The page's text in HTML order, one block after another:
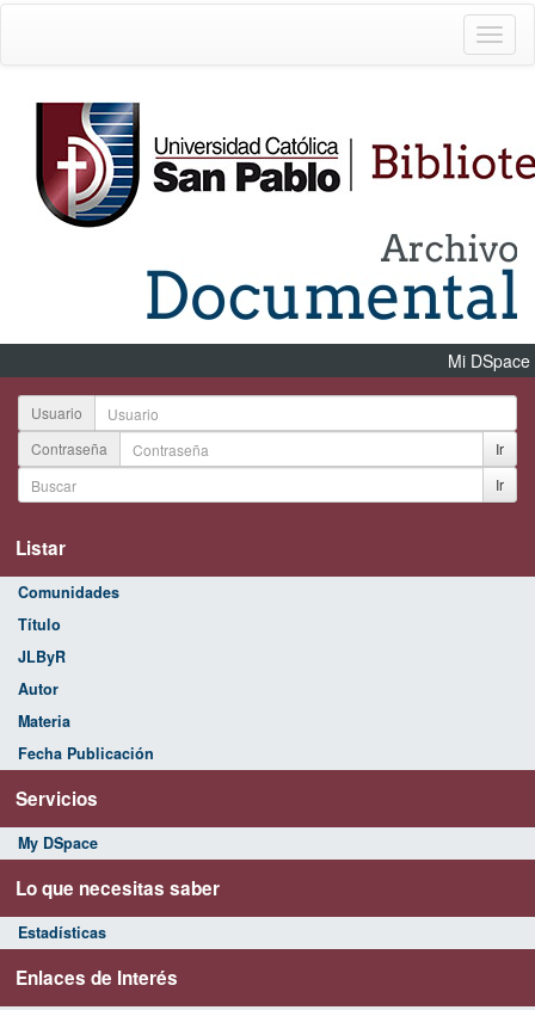
Mi DSpace
Usuario
Contraseña
Ir
Ir
Listar
Comunidades
Título
JLByR
Autor
Materia
Fecha Publicación
Servicios
My DSpace
Lo que necesitas saber
Estadísticas
Enlaces de Interés